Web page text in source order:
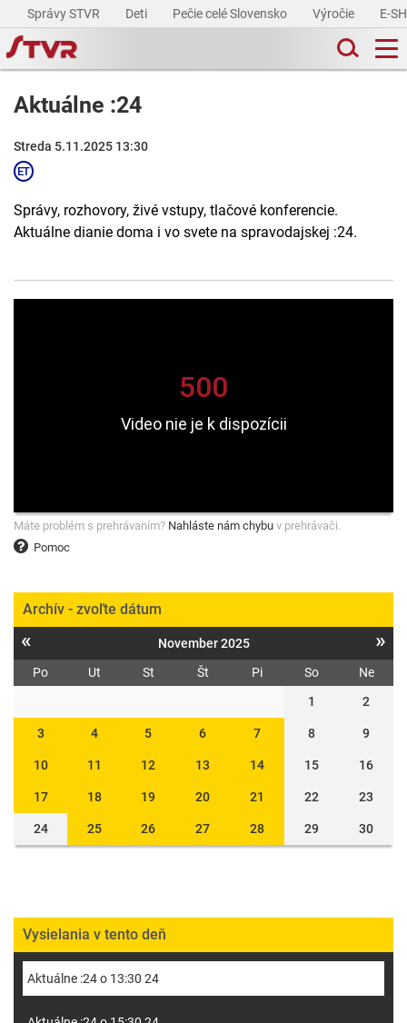
Správy STVR Deti Pečie celé Slovensko Výročie E-
Aktuálne :24
Streda 5.11.2025 13:30
Správy, rozhovory, živé vstupy, tlačové konferencie.
Aktuálne dianie doma i vo svete na spravodajskej :24.
Pomoc
Máte problém s prehrávaním? Nahláste nám chybu v prehrávači.
Archív - zvoľte dátum
« November 2025 »
Po Ut St Št Pi So
Ne
1
2
3 4 5 6 7 8 9
10 11 12 13 14 15 16
17 18 19 20 21 22 23
24 25 26 27 28 29 30
Vysielania v tento deň
Aktuálne :24 o 13:30 24